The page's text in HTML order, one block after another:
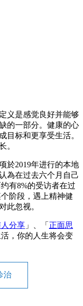
义是感觉良好并能够
的一部分。健康的心
目标和更享受生活。
。
於2019年进行的本地
為在过去六个月自己
有8%的受访者在过
阶段，遇上精神健
此忽视。
分享 」、「 正面思
，你的人生将会变
治